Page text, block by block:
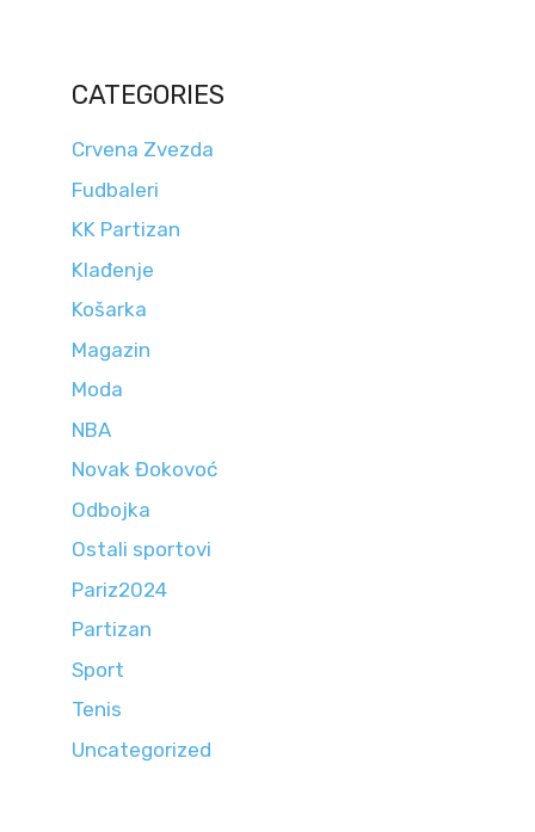
CATEGORIES
Crvena Zvezda
Fudbaleri
KK Partizan
Klađenje
Košarka
Magazin
Moda
NBA
Novak Đokovoć
Odbojka
Ostali sportovi
Pariz2024
Partizan
Sport
Tenis
Uncategorized